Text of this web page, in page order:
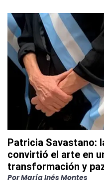
Patricia Savastano:
convirtió el arte en
transformación y
PorMaría Inés Montes